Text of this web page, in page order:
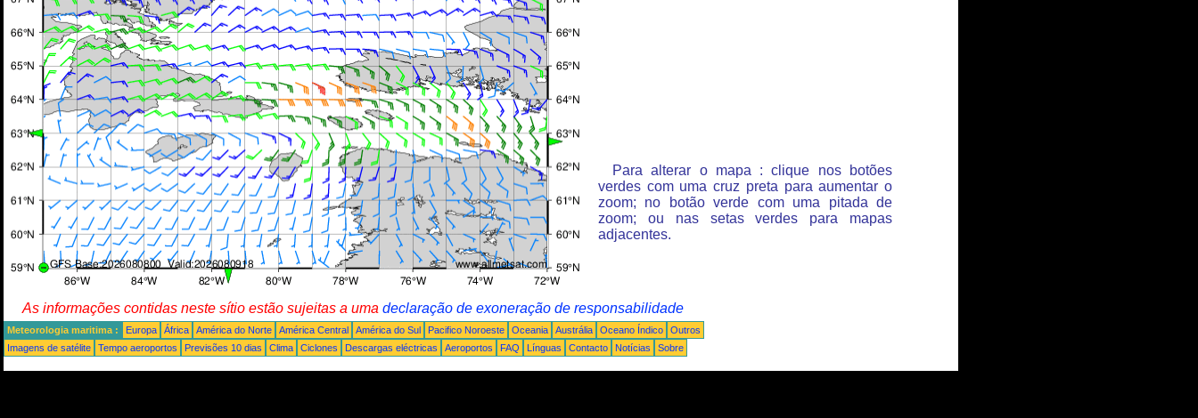
Para alterar o mapa : clique nos botões
verdes com uma cruz preta para aumentar o
zoom; no botão verde com uma pitada de
zoom; ou nas setas verdes para mapas
adjacentes.
As informações contidas neste sítio estão sujeitas a uma declaração de exoneração de responsabilidade
Meteorologia maritima : Europa África América do Norte América Central América do Sul Pacifico Noroeste Oceania Austrália Oceano Índico
Outros
Imagens de satélite
Tempo aeroportos Previsões 10 dias Clima Ciclones Descargas eléctricas Aeroportos FAQ Línguas Contacto Notícias Sobre